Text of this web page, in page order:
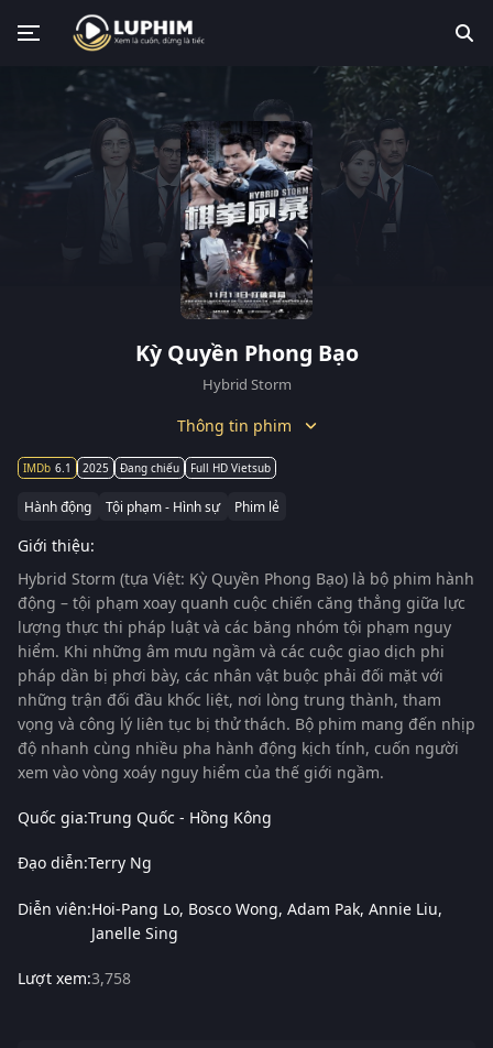
Kỳ Quyền Phong Bạo
Hybrid Storm
Thông tin phim
6.1 2025 Đang chiếu Full HD Vietsub
Hành động Tội phạm - Hình sự Phim lẻ
Giới thiệu:
Hybrid Storm (tựa Việt: Kỳ Quyền Phong Bạo) là bộ phim hành
động – tội phạm xoay quanh cuộc chiến căng thẳng giữa lực
lượng thực thi pháp luật và các băng nhóm tội phạm nguy
hiểm. Khi những âm mưu ngầm và các cuộc giao dịch phi
pháp dần bị phơi bày, các nhân vật buộc phải đối mặt với
những trận đối đầu khốc liệt, nơi lòng trung thành, tham
vọng và công lý liên tục bị thử thách. Bộ phim mang đến nhịp
độ nhanh cùng nhiều pha hành động kịch tính, cuốn người
xem vào vòng xoáy nguy hiểm của thế giới ngầm.
Quốc gia:Trung Quốc - Hồng Kông
Đạo diễn:Terry Ng
Diễn viên:Hoi-Pang Lo Bosco Wong Adam Pak Annie Liu
Janelle Sing
Lượt xem:3,758